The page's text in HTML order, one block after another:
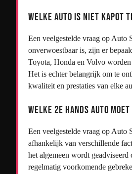
Welke auto is niet kapot
Een veelgestelde vraag op Auto
onverwoestbaar is, zijn er
Toyota, Honda en Volvo worden
Het is echter belangrijk om te
kwaliteit en prestaties van elke
Welke 2e hands auto
Een veelgestelde vraag op Auto
afhankelijk van verschillende
het algemeen wordt
regelmatig voorkomende